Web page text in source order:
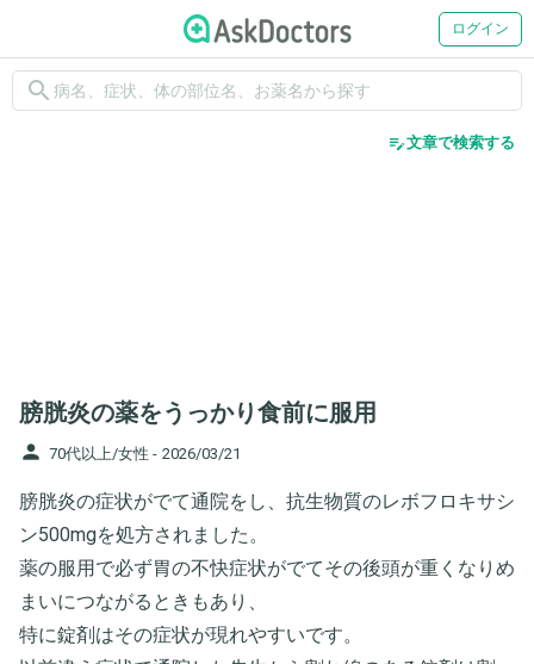
ログイン
search
edit_note文章で検索する
膀胱炎の薬をうっかり食前に服用
person 70代以上/女性 - 2026/03/21
膀胱炎の症状がでて通院をし、抗生物質のレボフロキサシ
ン500mgを処方されました。
薬の服用で必ず胃の不快症状がでてその後頭が重くなりめ
まいにつながるときもあり、
特に錠剤はその症状が現れやすいです。